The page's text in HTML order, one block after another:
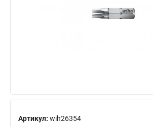
Артикул: wih26354